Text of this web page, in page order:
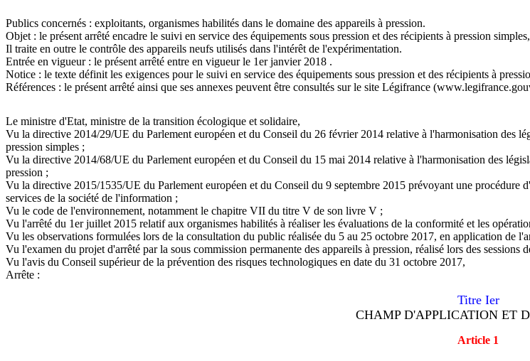
Publics concernés : exploitants, organismes habilités dans le domaine des appareils à pression.
Objet : le présent arrêté encadre le suivi en service des équipements sous pression et des récipients à pression
Il traite en outre le contrôle des appareils neufs utilisés dans l'intérêt de l'expérimentation.
Entrée en vigueur : le présent arrêté entre en vigueur le 1er janvier 2018 .
Notice : le texte définit les exigences pour le suivi en service des équipements sous pression et des récipients à
Références : le présent arrêté ainsi que ses annexes peuvent être consultés sur le site Légifrance
Le ministre d'Etat, ministre de la transition écologique et solidaire,
Vu la directive 2014/29/UE du Parlement européen et du Conseil du 26 février 2014 relative à l'harmonisation des
pression simples ;
Vu la directive 2014/68/UE du Parlement européen et du Conseil du 15 mai 2014 relative à l'harmonisation des
pression ;
Vu la directive 2015/1535/UE du Parlement européen et du Conseil du 9 septembre 2015 prévoyant une procédure
services de la société de l'information ;
Vu le code de l'environnement, notamment le chapitre VII du titre V de son livre V ;
Vu l'arrêté du 1er juillet 2015 relatif aux organismes habilités à réaliser les évaluations de la conformité et les
Vu les observations formulées lors de la consultation du public réalisée du 5 au 25 octobre 2017, en application de
Vu l'examen du projet d'arrêté par la sous commission permanente des appareils à pression, réalisé lors des sessions
Vu l'avis du Conseil supérieur de la prévention des risques technologiques en date du 31 octobre 2017,
Arrête :
Titre Ier
CHAMP D'APPLICATION ET
Article 1